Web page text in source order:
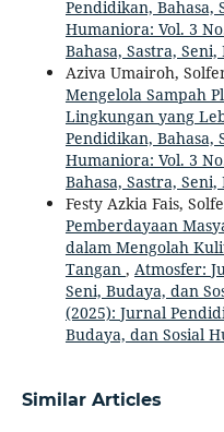
Pendidikan, Bahasa,
Humaniora: Vol. 3
Bahasa, Sastra,
Aziva Umairoh,
Mengelola Sampah
Lingkungan yang
Pendidikan, Bahasa,
Humaniora: Vol. 3
Bahasa, Sastra,
Festy Azkia Fais,
Pemberdayaan
dalam Mengolah
Tangan , Atmosfer:
Seni, Budaya, dan
(2025): Jurnal
Budaya, dan Sosial
Similar Articles